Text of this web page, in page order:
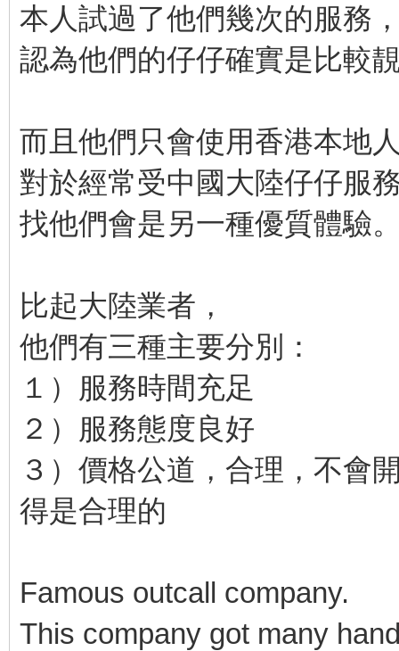
本人試過了他們幾次的服務
認為他們的仔仔確實是比較
而且他們只會使用香港本地
對於經常受中國大陸仔仔服
找他們會是另一種優質體驗
比起大陸業者，
他們有三種主要分別：
１）服務時間充足
２）服務態度良好
３）價格公道，合理，不會
得是合理的
Famous outcall company.
This company got many